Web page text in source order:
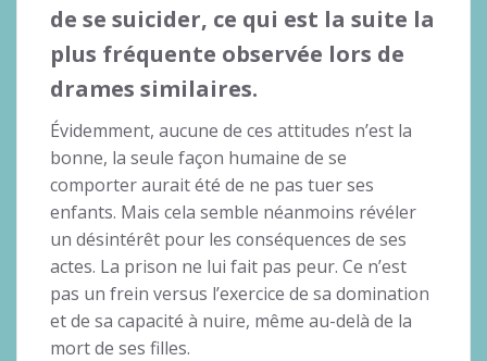
de se suicider, ce qui est la suite la
plus fréquente observée lors de
drames similaires.
Évidemment, aucune de ces attitudes n’est la
bonne, la seule façon humaine de se
comporter aurait été de ne pas tuer ses
enfants. Mais cela semble néanmoins révéler
un désintérêt pour les conséquences de ses
actes. La prison ne lui fait pas peur. Ce n’est
pas un frein versus l’exercice de sa domination
et de sa capacité à nuire, même au-delà de la
mort de ses filles.